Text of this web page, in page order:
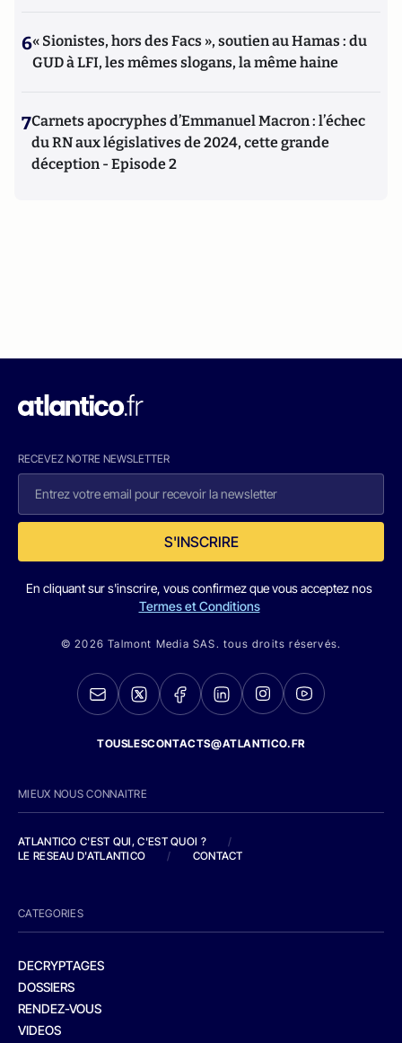
6« Sionistes, hors des Facs », soutien au Hamas : du
GUD à LFI, les mêmes slogans, la même haine
7Carnets apocryphes d’Emmanuel Macron : l’échec
du RN aux législatives de 2024, cette grande
déception - Episode 2
RECEVEZ NOTRE NEWSLETTER
S'INSCRIRE
En cliquant sur s'inscrire, vous confirmez que vous acceptez nos
Termes et Conditions
© 2026 Talmont Media SAS. tous droits réservés.
TOUSLESCONTACTS@ATLANTICO.FR
MIEUX NOUS CONNAITRE
ATLANTICO C'EST QUI, C'EST QUOI ?
/
LE RESEAU D'ATLANTICO
/ CONTACT
CATEGORIES
DECRYPTAGES
DOSSIERS
RENDEZ-VOUS
VIDEOS